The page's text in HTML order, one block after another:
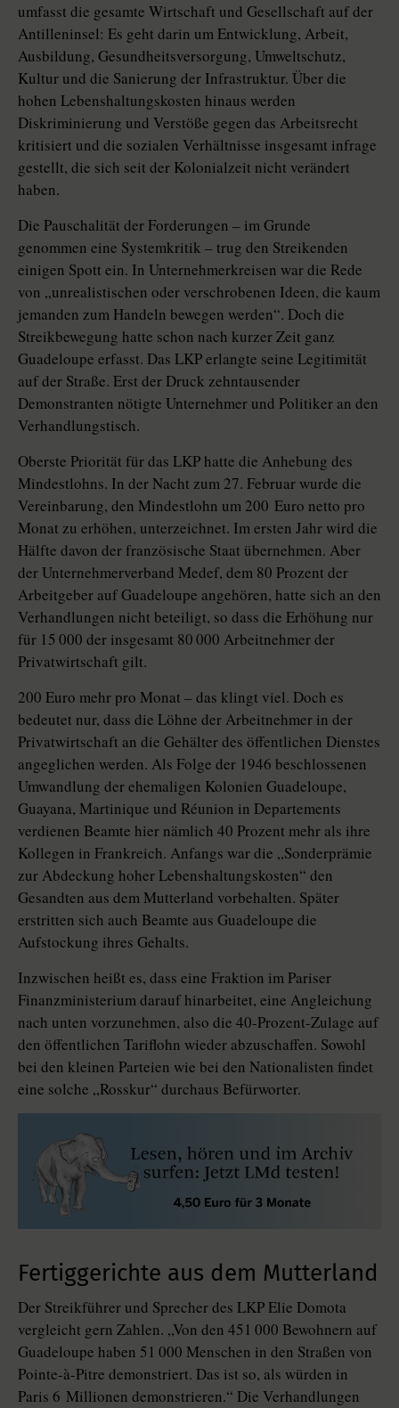
umfasst die gesamte Wirtschaft und Gesellschaft auf der
Antilleninsel: Es geht darin um Entwicklung, Arbeit,
Ausbildung, Gesundheitsversorgung, Umweltschutz,
Kultur und die Sanierung der Infrastruktur. Über die
hohen Lebenshaltungskosten hinaus werden
Diskriminierung und Verstöße gegen das Arbeitsrecht
kritisiert und die sozialen Verhältnisse insgesamt infrage
gestellt, die sich seit der Kolonialzeit nicht verändert
haben.
Die Pauschalität der Forderungen – im Grunde
genommen eine Systemkritik – trug den Streikenden
einigen Spott ein. In Unternehmerkreisen war die Rede
von „unrealistischen oder verschrobenen Ideen, die kaum
jemanden zum Handeln bewegen werden“. Doch die
Streikbewegung hatte schon nach kurzer Zeit ganz
Guadeloupe erfasst. Das LKP erlangte seine Legitimität
auf der Straße. Erst der Druck zehntausender
Demonstranten nötigte Unternehmer und Politiker an den
Verhandlungstisch.
Oberste Priorität für das LKP hatte die Anhebung des
Mindestlohns. In der Nacht zum 27. Februar wurde die
Vereinbarung, den Mindestlohn um 200 Euro netto pro
Monat zu erhöhen, unterzeichnet. Im ersten Jahr wird die
Hälfte davon der französische Staat übernehmen. Aber
der Unternehmerverband Medef, dem 80 Prozent der
Arbeitgeber auf Guadeloupe angehören, hatte sich an den
Verhandlungen nicht beteiligt, so dass die Erhöhung nur
für 15 000 der insgesamt 80 000 Arbeitnehmer der
Privatwirtschaft gilt.
200 Euro mehr pro Monat – das klingt viel. Doch es
bedeutet nur, dass die Löhne der Arbeitnehmer in der
Privatwirtschaft an die Gehälter des öffentlichen Dienstes
angeglichen werden. Als Folge der 1946 beschlossenen
Umwandlung der ehemaligen Kolonien Guadeloupe,
Guayana, Martinique und Réunion in Departements
verdienen Beamte hier nämlich 40 Prozent mehr als ihre
Kollegen in Frankreich. Anfangs war die „Sonderprämie
zur Abdeckung hoher Lebenshaltungskosten“ den
Gesandten aus dem Mutterland vorbehalten. Später
erstritten sich auch Beamte aus Guadeloupe die
Aufstockung ihres Gehalts.
Inzwischen heißt es, dass eine Fraktion im Pariser
Finanzministerium darauf hinarbeitet, eine Angleichung
nach unten vorzunehmen, also die 40-Prozent-Zulage auf
den öffentlichen Tariflohn wieder abzuschaffen. Sowohl
bei den kleinen Parteien wie bei den Nationalisten findet
eine solche „Rosskur“ durchaus Befürworter.
Fertiggerichte aus dem Mutterland
Der Streikführer und Sprecher des LKP Elie Domota
vergleicht gern Zahlen. „Von den 451 000 Bewohnern auf
Guadeloupe haben 51 000 Menschen in den Straßen von
Pointe-à-Pitre demonstriert. Das ist so, als würden in
Paris 6 Millionen demonstrieren.“ Die Verhandlungen